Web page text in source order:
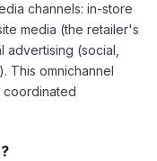
channels: in-store
media (the retailer's
(social,
This omnichannel
coordinated